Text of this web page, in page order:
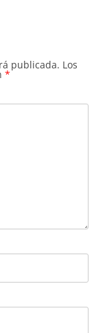
publicada. Los
*